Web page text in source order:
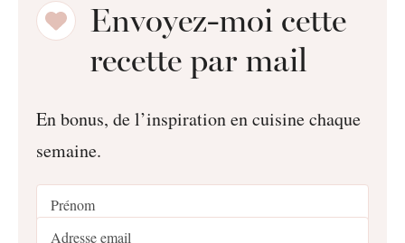
Envoyez-moi cette
recette par mail
En bonus, de l’inspiration en cuisine chaque
semaine.